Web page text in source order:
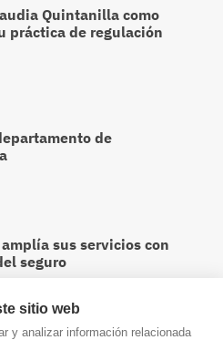
Quintanilla como
práctica de regulación
de
sus servicios con
seguro
sitio web
y analizar información relacionada